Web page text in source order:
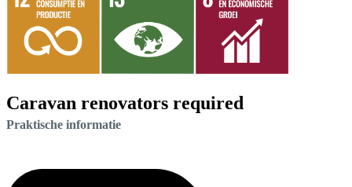
Caravan renovators required
Praktische informatie